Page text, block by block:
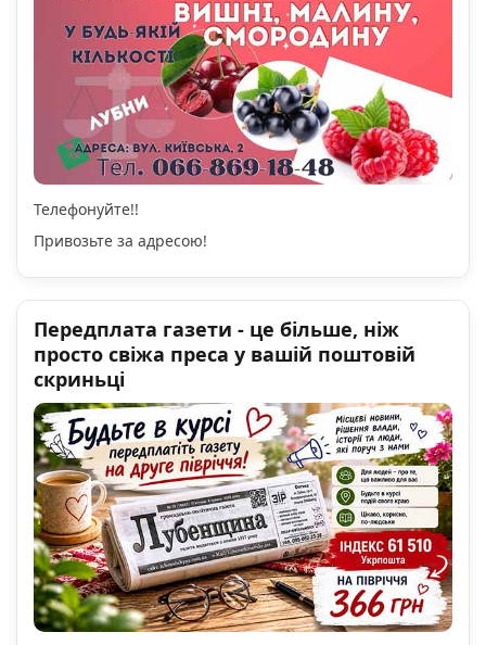
Телефонуйте!!
Привозьте за адресою!
Передплата газети - це більше, ніж
просто свіжа преса у вашій поштовій
скриньці